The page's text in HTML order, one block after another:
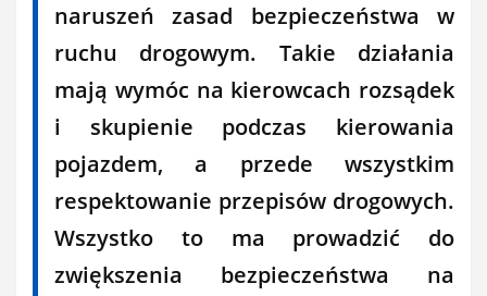
naruszeń zasad bezpieczeństwa w
ruchu drogowym. Takie działania
mają wymóc na kierowcach rozsądek
i skupienie podczas kierowania
pojazdem, a przede wszystkim
respektowanie przepisów drogowych.
Wszystko to ma prowadzić do
zwiększenia bezpieczeństwa na